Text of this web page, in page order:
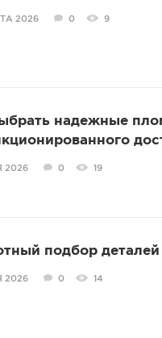
2026 0 9
надежные
2026 0 19
подбор
2026 0 14